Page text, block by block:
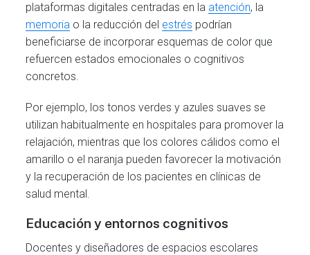
plataformas digitales centradas en la atención, la
memoria o la reducción del estrés podrían
beneficiarse de incorporar esquemas de color que
refuercen estados emocionales o cognitivos
concretos.
Por ejemplo, los tonos verdes y azules suaves se
utilizan habitualmente en hospitales para promover la
relajación, mientras que los colores cálidos como el
amarillo o el naranja pueden favorecer la motivación
y la recuperación de los pacientes en clínicas de
salud mental.
Educación y entornos cognitivos
Docentes y diseñadores de espacios escolares